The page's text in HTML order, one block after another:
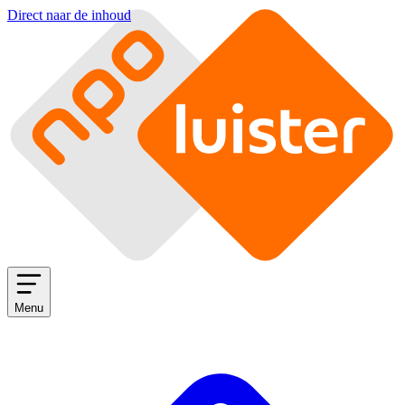
Direct naar de inhoud
Menu